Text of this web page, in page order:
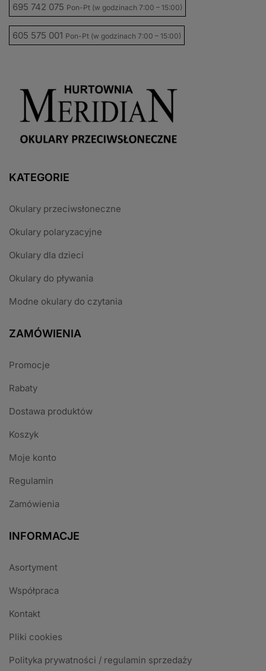
695 742 075 Pon-Pt (w godzinach 7:00 – 15:00)
605 575 001 Pon-Pt (w godzinach 7:00 – 15:00)
KATEGORIE
Okulary przeciwsłoneczne
Okulary polaryzacyjne
Okulary dla dzieci
Okulary do pływania
Modne okulary do czytania
ZAMÓWIENIA
Promocje
Rabaty
Dostawa produktów
Koszyk
Moje konto
Regulamin
Zamówienia
INFORMACJE
Asortyment
Współpraca
Kontakt
Pliki cookies
Polityka prywatności / regulamin sprzedaży